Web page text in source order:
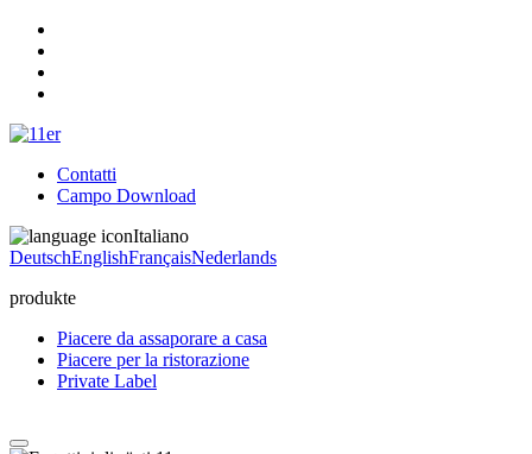
Contatti
Campo Download
Italiano
DeutschEnglishFrançaisNederlands
produkte
Piacere da assaporare a casa
Piacere per la ristorazione
Private Label